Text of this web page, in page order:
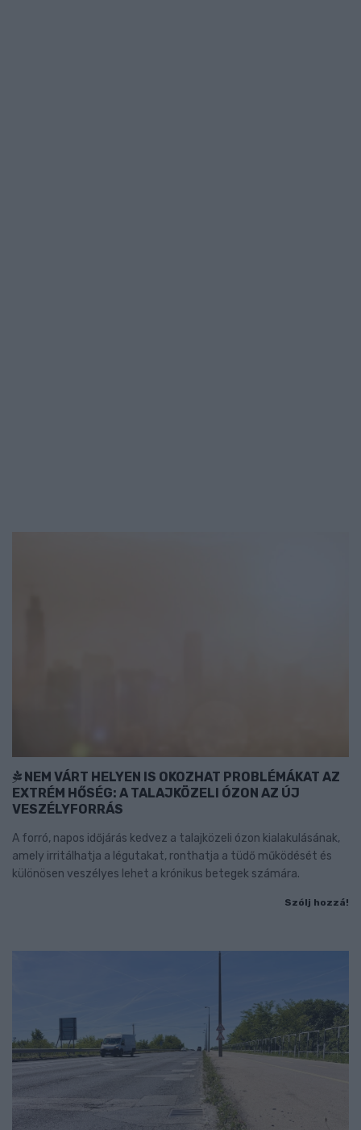
NEM VÁRT HELYEN IS OKOZHAT PROBLÉMÁKAT AZ
EXTRÉM HŐSÉG: A TALAJKÖZELI ÓZON AZ ÚJ
VESZÉLYFORRÁS
A forró, napos időjárás kedvez a talajközeli ózon kialakulásának,
amely irritálhatja a légutakat, ronthatja a tüdő működését és
különösen veszélyes lehet a krónikus betegek számára.
Szólj hozzá!